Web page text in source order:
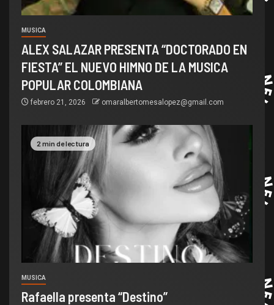
MUSICA
ALEX SALAZAR PRESENTA “DOCTORADO EN
FIESTA” EL NUEVO HIMNO DE LA MUSICA
POPULAR COLOMBIANA
febrero 21, 2026 omaralbertomesalopez@gmail.com
2 min de lectura
MUSICA
Rafaella presenta “Destino”